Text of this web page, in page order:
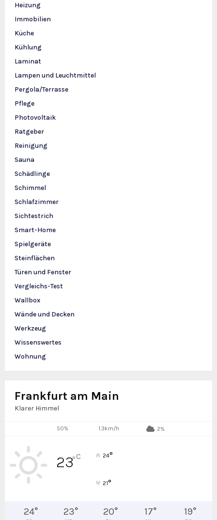
Heizung
Immobilien
Küche
Kühlung
Laminat
Lampen und Leuchtmittel
Pergola/Terrasse
Pflege
Photovoltaik
Ratgeber
Reinigung
Sauna
Schädlinge
Schimmel
Schlafzimmer
Sichtestrich
Smart-Home
Spielgeräte
Steinflächen
Türen und Fenster
Vergleichs-Test
Wallbox
Wände und Decken
Werkzeug
Wissenswertes
Wohnung
Frankfurt am Main
Klarer Himmel
50% 1.3km/h 2%
23°C 24°
21°
24° 23° 20° 17° 19°